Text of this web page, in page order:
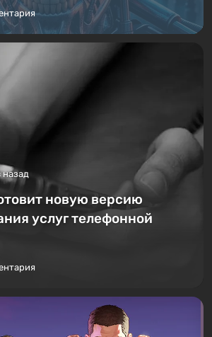
назад
новую версию
услуг телефонной